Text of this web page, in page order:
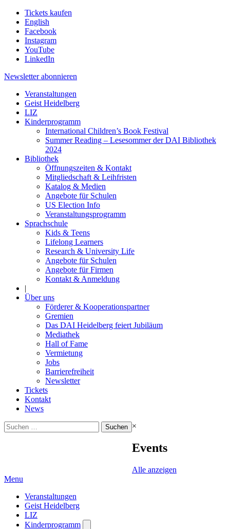
Tickets kaufen
English
Facebook
Instagram
YouTube
LinkedIn
Newsletter abonnieren
Veranstaltungen
Geist Heidelberg
LIZ
Kinderprogramm
International Children’s Book Festival
Summer Reading – Lesesommer der DAI Bibliothek
2024
Bibliothek
Öffnungszeiten & Kontakt
Mitgliedschaft & Leihfristen
Katalog & Medien
Angebote für Schulen
US Election Info
Veranstaltungsprogramm
Sprachschule
Kids & Teens
Lifelong Learners
Research & University Life
Angebote für Schulen
Angebote für Firmen
Kontakt & Anmeldung
|
Über uns
Förderer & Kooperationspartner
Gremien
Das DAI Heidelberg feiert Jubiläum
Mediathek
Hall of Fame
Vermietung
Jobs
Barrierefreiheit
Newsletter
Tickets
Kontakt
News
Suchen
nach:
×
Events
Alle anzeigen
Menu
Veranstaltungen
Geist Heidelberg
LIZ
Kinderprogramm